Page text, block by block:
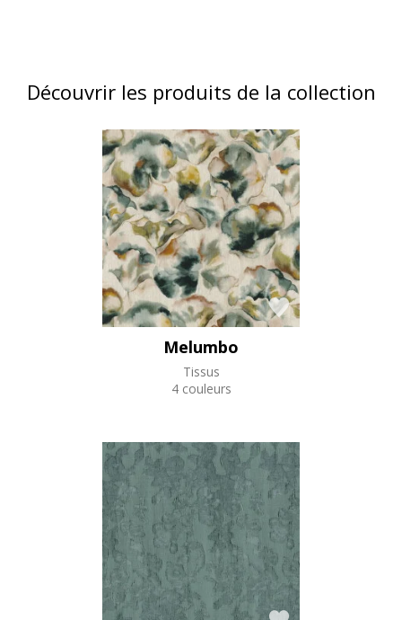
Découvrir les produits de la collection
Melumbo
Tissus
4 couleurs